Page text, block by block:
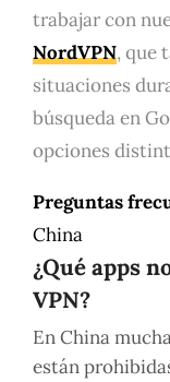
trabajar con
NordVPN, que
situaciones
búsqueda en
opciones
Preguntas
China
¿Qué apps
VPN?
En China
están